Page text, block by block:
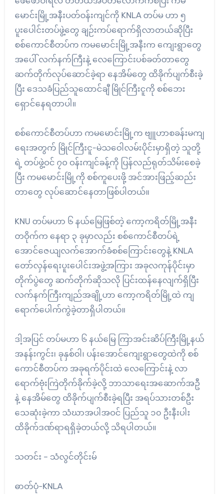
မောင်းမြို့အနီးပတ်ဝန်းကျင်ကို KNLA တပ်မ ဟာ ၅
ပူးပေါင်းတပ်ဖွဲ့တွေ ချဉ်းကပ်ရောက်ရှိလာတယ်ဆိုပြီး
စစ်ကောင်စီတပ်က ကမမောင်းမြို့အနီးက ကျေးရွာတွေ
အပေါ် လက်နက်ကြီးနဲ့ လေကြောင်းပစ်ခတ်တာတွေ
ဆက်တိုက်လုပ်ဆောင်ခဲ့ရာ နေအိမ်တွေ ထိခိုက်ပျက်စီးခဲ့
ပြီး ဒေသခံပြည်သူထောင်ချီ မြိုင်ကြီးငူကို စစ်ဘေး
ရှောင်နေရတာပါ။
စစ်ကောင်စီတပ်ဟာ ကမမောင်းမြို့က ဗျူဟာစခန်းမကျ
ရေးအတွက် မြိုင်ကြီးငူ-မဲသဝေါလမ်းပိုင်းမှာရှိတဲ့ သူတို့
ရဲ့ တပ်ဖွဲ့ဝင် ၇၀ ဝန်းကျင်ခန့်ကို ပြန်လည်ရုတ်သိမ်းစေခဲ့
ပြီး ကမမောင်းမြို့ကို စစ်ကူပေးဖို့ အင်အားဖြည့်ဆည်း
တာတွေ လုပ်ဆောင်နေတာဖြစ်ပါတယ်။
KNU တပ်မဟာ ၆ နယ်မြေဖြစ်တဲ့ ကော့ကရိတ်မြို့အနီး
တဝိုက်က နေရာ ၃ ခုမှာလည်း စစ်ကောင်စီတပ်ရဲ့
အောင်ဇေယျလက်အောက်ခံစစ်ကြောင်းတွေနဲ့ KNLA
တော်လှန်ရေးပူးပေါင်းအဖွဲ့အကြား အခုလကုန်ပိုင်းမှာ
တိုက်ပွဲတွေ ဆက်တိုက်ဆိုသလို ပြင်းထန်နေလျက်ရှိပြီး
လက်နက်ကြီးကျည်အချို့ဟာ ကော့ကရိတ်မြို့ထဲ ကျ
ရောက်ပေါက်ကွဲခဲ့တာရှိပါတယ်။
ဒါ့အပြင် တပ်မဟာ ၆ နယ်မြေ ကြာအင်းဆိပ်ကြီးမြို့နယ်
အနန်းကွင်း၊ ခုနှစ်ဝါ၊ ပန်းအောင်ကျေးရွာတွေထဲကို စစ်
ကောင်စီတပ်က အခုရက်ပိုင်းထဲ လေကြောင်းနဲ့ လာ
ရောက်ဗုံးကြဲတိုက်ခိုက်ခဲ့လို့ ဘာသာရေးအဆောက်အဦ
နဲ့ နေအိမ်တွေ ထိခိုက်ပျက်စီးခဲ့ရပြီး အရပ်သားတစ်ဦး
သေဆုံးခဲ့ကာ သံဃာအပါအဝင် ပြည်သူ ၁၀ ဦးနီးပါး
ထိခိုက်ဒဏ်ရာရရှိခဲ့တယ်လို့ သိရပါတယ်။
သတင်း – သံလွင်တိုင်းမ်
ဓာတ်ပုံ-KNLA